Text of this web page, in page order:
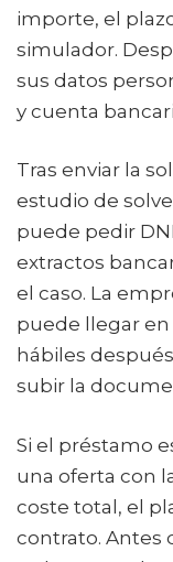
importe, el
simulador.
sus datos
y cuenta
Tras enviar la
estudio de
puede pedir
extractos
el caso. La
puede llegar en
hábiles
subir la
Si el préstamo
una oferta con
coste total, el
contrato. Antes